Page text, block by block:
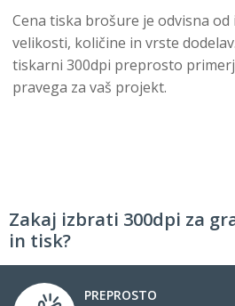
Cena tiska brošure je odvisna
velikosti, količine in vrste
tiskarni 300dpi preprosto
pravega za vaš projekt.
Zakaj izbrati 300dpi za
in tisk?
PREPROSTO